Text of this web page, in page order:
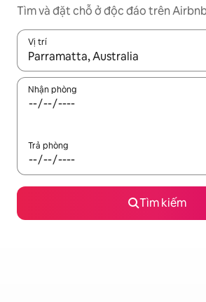
Tìm và đặt chỗ ở độc đáo trên
Vị trí
Khi có kết quả, hãy điều hướng bằng
Nhận phòng
Trả phòng
Tìm kiếm